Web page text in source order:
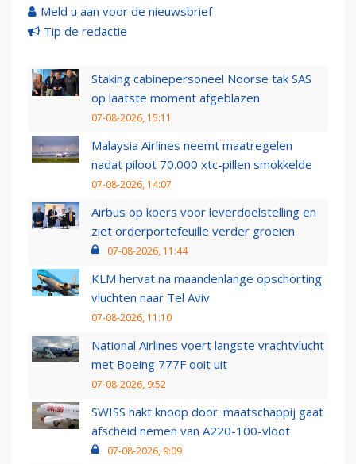
Meld u aan voor de nieuwsbrief
Tip de redactie
Staking cabinepersoneel Noorse tak SAS
op laatste moment afgeblazen
07-08-2026, 15:11
Malaysia Airlines neemt maatregelen
nadat piloot 70.000 xtc-pillen smokkelde
07-08-2026, 14:07
Airbus op koers voor leverdoelstelling en
ziet orderportefeuille verder groeien
07-08-2026, 11:44
KLM hervat na maandenlange opschorting
vluchten naar Tel Aviv
07-08-2026, 11:10
National Airlines voert langste vrachtvlucht
met Boeing 777F ooit uit
07-08-2026, 9:52
SWISS hakt knoop door: maatschappij gaat
afscheid nemen van A220-100-vloot
07-08-2026, 9:09